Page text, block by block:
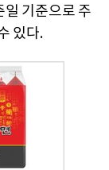
기준으로 주
있다.